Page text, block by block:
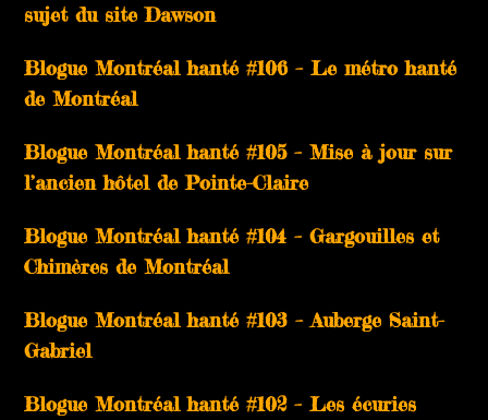
sujet du site Dawson
Blogue Montréal hanté #106 – Le métro hanté
de Montréal
Blogue Montréal hanté #105 – Mise à jour sur
l’ancien hôtel de Pointe-Claire
Blogue Montréal hanté #104 – Gargouilles et
Chimères de Montréal
Blogue Montréal hanté #103 – Auberge Saint-
Gabriel
Blogue Montréal hanté #102 – Les écuries